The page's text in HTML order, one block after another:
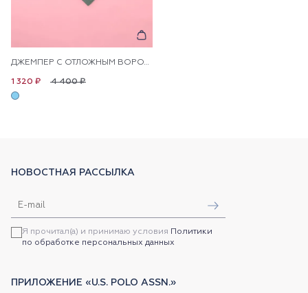
ДЖЕМПЕР С ОТЛОЖНЫМ ВОРОТНИКОМ
4 400 ₽
1 320 ₽
НОВОСТНАЯ РАССЫЛКА
Я прочитал(а) и принимаю условия Политики
по обработке персональных данных
ПРИЛОЖЕНИЕ «U.S. POLO ASSN.»